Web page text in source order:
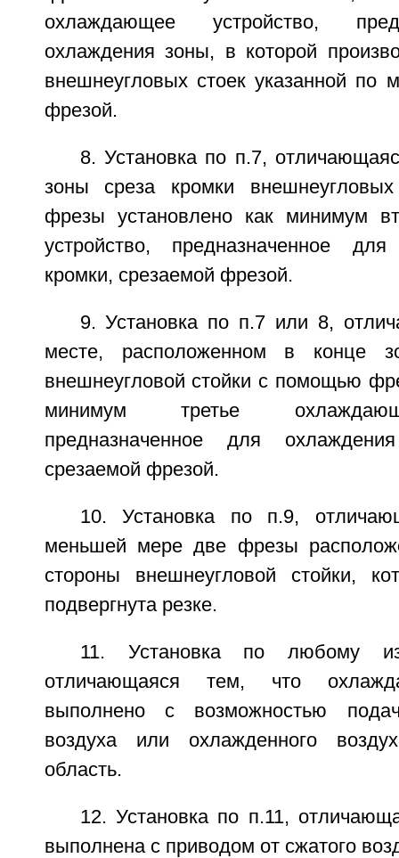
охлаждающее устройство,
охлаждения зоны, в которой
внешнеугловых стоек указанной по
фрезой.
8. Установка по п.7,
зоны среза кромки
фрезы установлено как минимум
устройство, предназначенное
кромки, срезаемой фрезой.
9. Установка по п.7 или 8,
месте, расположенном в конце
внешнеугловой стойки с помощью
минимум третье
предназначенное для
срезаемой фрезой.
10. Установка по п.9,
меньшей мере две фрезы
стороны внешнеугловой стойки,
подвергнута резке.
11. Установка по любому
отличающаяся тем, что
выполнено с возможностью
воздуха или охлажденного
область.
12. Установка по п.11,
выполнена с приводом от сжатого